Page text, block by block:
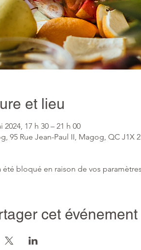
et lieu
2024, 17 h 30 – 21 h 00
95 Rue Jean-Paul II, Magog, QC J1X
été bloqué en raison de vos
cet événement